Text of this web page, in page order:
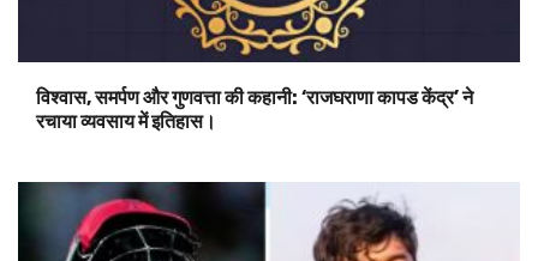
विश्वास, समर्पण और गुणवत्ता की कहानी: ‘राजघराणा कापड केंद्र’ ने
रचाया व्यवसाय में इतिहास।